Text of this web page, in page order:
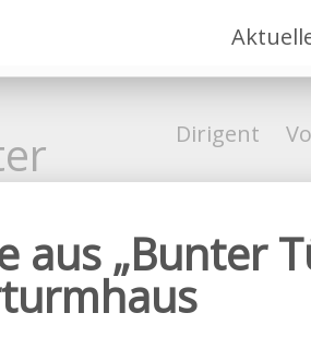
Dirigent
aus „Bunter